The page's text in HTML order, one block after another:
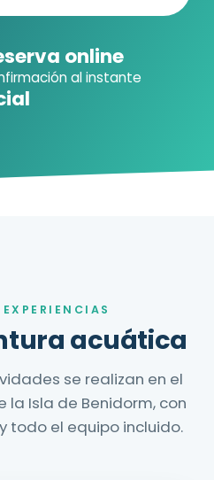
online
al instante
acuática
se realizan en el
Isla de Benidorm, con
todo el equipo incluido.